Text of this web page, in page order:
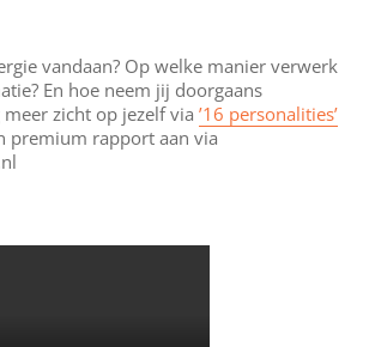
vandaan? Op welke manier verwerk
En hoe neem jij doorgaans
meer zicht op jezelf via ’16 personalities’
premium rapport aan via